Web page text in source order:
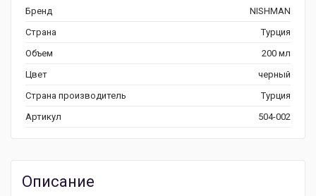
Бренд
NISHMAN
Страна
Турция
Объем
200 мл
Цвет
черный
Страна производитель
Турция
Артикул
504-002
Описание